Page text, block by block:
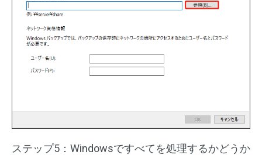
ステップ5：Windowsですべてを処理するかどうか